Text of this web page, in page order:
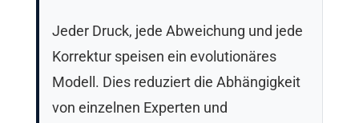
Jeder Druck, jede Abweichung und jede
Korrektur speisen ein evolutionäres
Modell. Dies reduziert die Abhängigkeit
von einzelnen Experten und